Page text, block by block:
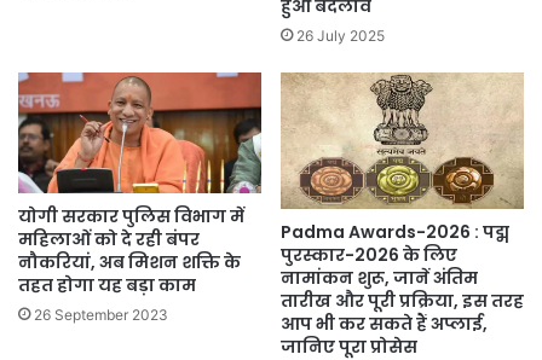
हुआ बदलाव
26 July 2025
योगी सरकार पुलिस विभाग में
महिलाओं को दे रही बंपर
नौकरियां, अब मिशन शक्ति के
तहत होगा यह बड़ा काम
26 September 2023
Padma Awards-2026 : पद्म
पुरस्कार-2026 के लिए
नामांकन शुरू, जानें अंतिम
तारीख और पूरी प्रक्रिया, इस तरह
आप भी कर सकते हैं अप्लाई,
जानिए पूरा प्रोसेस